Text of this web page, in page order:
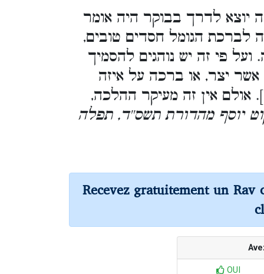
יוצא לדרך בבוקר היה אומר
לברכת הגומל חסדים טובים,
פי זה יש נוהגים להסמיך
יצר, או ברכה על איזה
אין זה מעיקר ההלכה,
יוסף מהדורת תשס''ד, תפלה
Recevez gratuitement un Rav
OUI